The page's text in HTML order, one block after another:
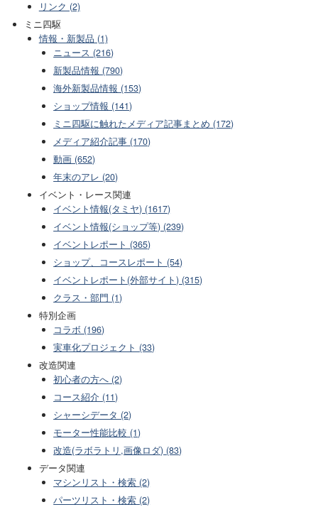
リンク (2)
ミニ四駆
情報・新製品 (1)
ニュース (216)
新製品情報 (790)
海外新製品情報 (153)
ショップ情報 (141)
ミニ四駆に触れたメディア記事まとめ (172)
メディア紹介記事 (170)
動画 (652)
年末のアレ (20)
イベント・レース関連
イベント情報(タミヤ) (1617)
イベント情報(ショップ等) (239)
イベントレポート (365)
ショップ、コースレポート (54)
イベントレポート(外部サイト) (315)
クラス・部門 (1)
特別企画
コラボ (196)
実車化プロジェクト (33)
改造関連
初心者の方へ (2)
コース紹介 (11)
シャーシデータ (2)
モーター性能比較 (1)
改造(ラボラトリ,画像ロダ) (83)
データ関連
マシンリスト・検索 (2)
パーツリスト・検索 (2)